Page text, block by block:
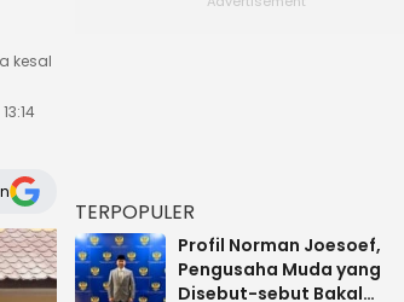
kesal
TERPOPULER
Profil Norman Joesoef,
Pengusaha Muda yang
Disebut-sebut Bakal